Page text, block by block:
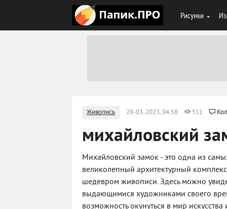
Рисунки
Живопись 28-03-2023, 04:58 511
михайловский
Михайловский замок - это одна из
великолепный архитектурный
шедевром живописи. Здесь можно
выдающимися художниками своего
возможность окунуться в мир